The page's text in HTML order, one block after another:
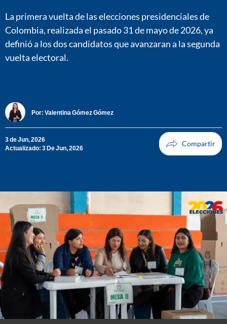
La primera vuelta de las elecciones presidenciales de
Colombia, realizada el pasado 31 de mayo de 2026, ya
definió a los dos candidatos que avanzaran a la segunda
vuelta electoral.
Por: Valentina Gómez Gómez
3 de Jun, 2026
Actualizado: 3 De Jun, 2026